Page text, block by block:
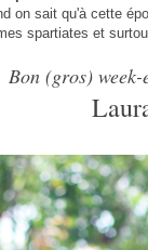
on sait qu'à cette
spartiates et
Bon (gros)